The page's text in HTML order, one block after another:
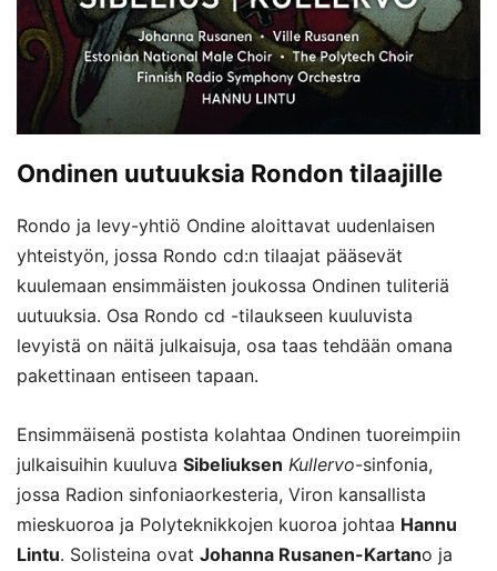
Ondinen uutuuksia Rondon tilaajille
Rondo ja levy-yhtiö Ondine aloittavat uudenlaisen
yhteistyön, jossa Rondo cd:n tilaajat pääsevät
kuulemaan ensimmäisten joukossa Ondinen tuliteriä
uutuuksia. Osa Rondo cd -tilaukseen kuuluvista
levyistä on näitä julkaisuja, osa taas tehdään omana
pakettinaan entiseen tapaan.
Ensimmäisenä postista kolahtaa Ondinen tuoreimpiin
julkaisuihin kuuluva Sibeliuksen Kullervo-sinfonia,
jossa Radion sinfoniaorkesteria, Viron kansallista
mieskuoroa ja Polyteknikkojen kuoroa johtaa Hannu
Lintu. Solisteina ovat Johanna Rusanen-Kartano ja